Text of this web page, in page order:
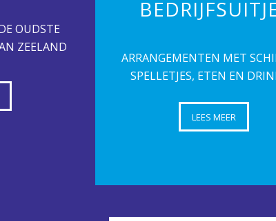
OUDSTE
ZEELAND
ARRANGEMENTEN MET
SPELLETJES, ETEN EN
LEES MEER